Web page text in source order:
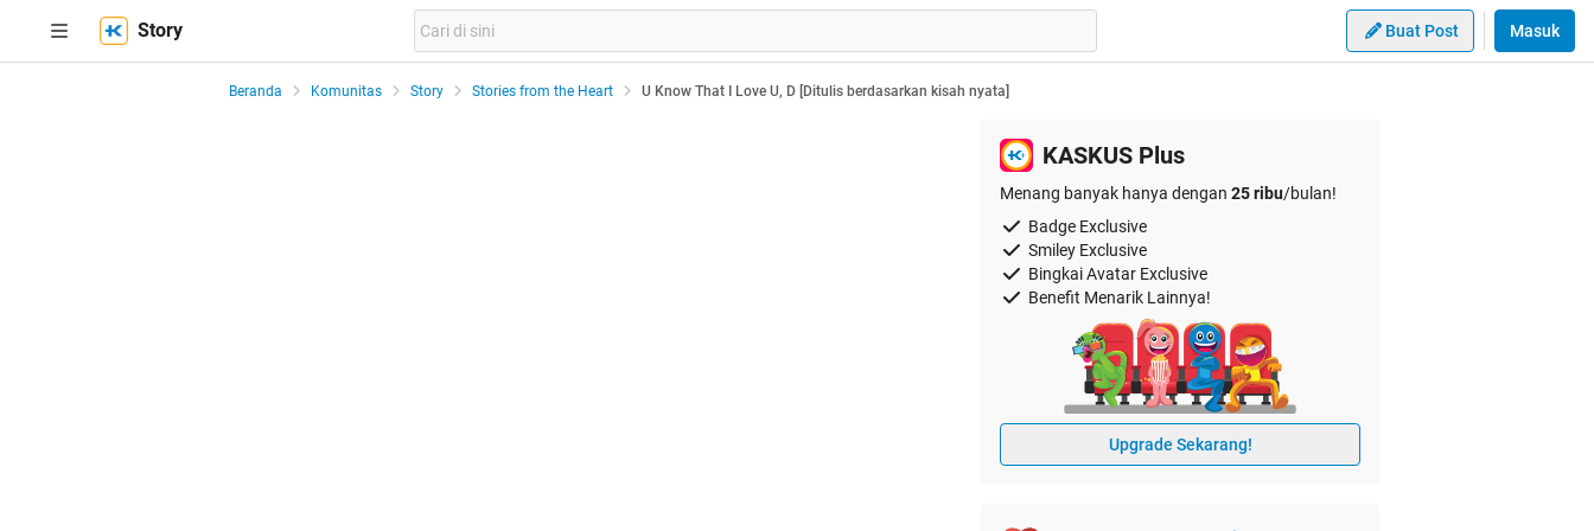
Story Buat Post Masuk
Beranda Komunitas Story Stories from the Heart U Know That I Love U, D [Ditulis berdasarkan kisah nyata]
KASKUS Plus
Menang banyak hanya dengan 25 ribu/bulan!
Badge Exclusive
Smiley Exclusive
Bingkai Avatar Exclusive
Benefit Menarik Lainnya!
Upgrade Sekarang!